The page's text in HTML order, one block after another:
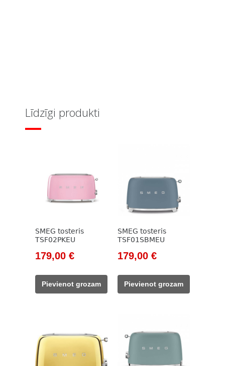
Līdzīgi produkti
SMEG tosteris
TSF02PKEU
Original
was:
205,00 €.
179,00 €Current
179,00 €.
Pievienot grozam
SMEG tosteris
TSF01SBMEU
Original
was:
205,00 €.
179,00 €Current
179,00 €.
Pievienot grozam